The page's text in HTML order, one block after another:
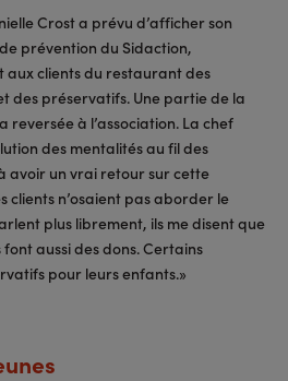
Crost a prévu d’afficher son
prévention du Sidaction,
clients du restaurant des
des préservatifs. Une partie de la
à l’association. La chef
des mentalités au fil des
avoir un vrai retour sur cette
clients n’osaient pas aborder le
plus librement, ils me disent que
font aussi des dons. Certains
pour leurs enfants.»